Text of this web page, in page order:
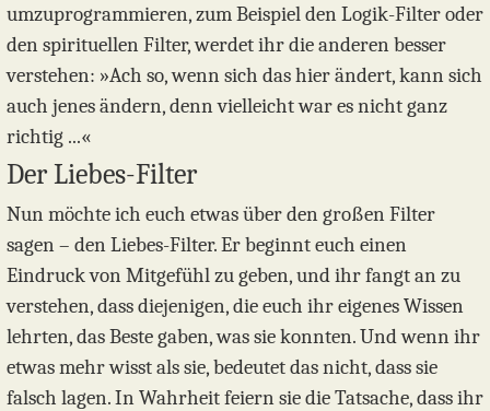
umzuprogrammieren, zum Beispiel den Logik-Filter oder
den spirituellen Filter, werdet ihr die anderen besser
verstehen: »Ach so, wenn sich das hier ändert, kann sich
auch jenes ändern, denn vielleicht war es nicht ganz
richtig ...«
Der Liebes-Filter
Nun möchte ich euch etwas über den großen Filter
sagen – den Liebes-Filter. Er beginnt euch einen
Eindruck von Mitgefühl zu geben, und ihr fangt an zu
verstehen, dass diejenigen, die euch ihr eigenes Wissen
lehrten, das Beste gaben, was sie konnten. Und wenn ihr
etwas mehr wisst als sie, bedeutet das nicht, dass sie
falsch lagen. In Wahrheit feiern sie die Tatsache, dass ihr